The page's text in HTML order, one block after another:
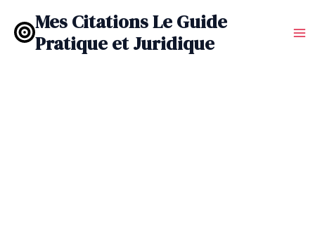
contenu
Mes Citations Le Guide
Pratique et Juridique